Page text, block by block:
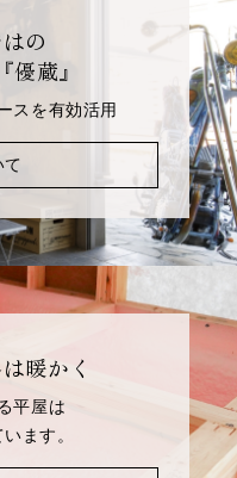
の
蔵』
スを有効活用
て
暖かく
平屋は
ます。